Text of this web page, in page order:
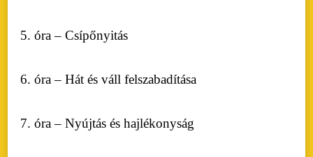
5. óra – Csípőnyitás
6. óra – Hát és váll felszabadítása
7. óra – Nyújtás és hajlékonyság